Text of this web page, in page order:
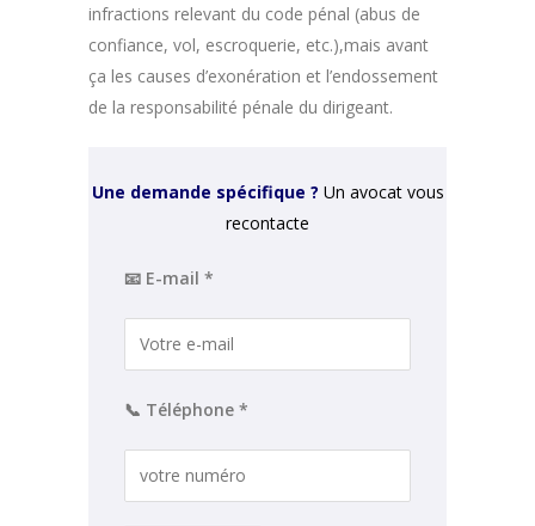
infractions relevant du code pénal (abus de
confiance, vol, escroquerie, etc.),mais avant
ça les causes d’exonération et l’endossement
de la responsabilité pénale du dirigeant.
Une demande spécifique ? Un avocat vous
recontacte
📧 E-mail *
📞 Téléphone *